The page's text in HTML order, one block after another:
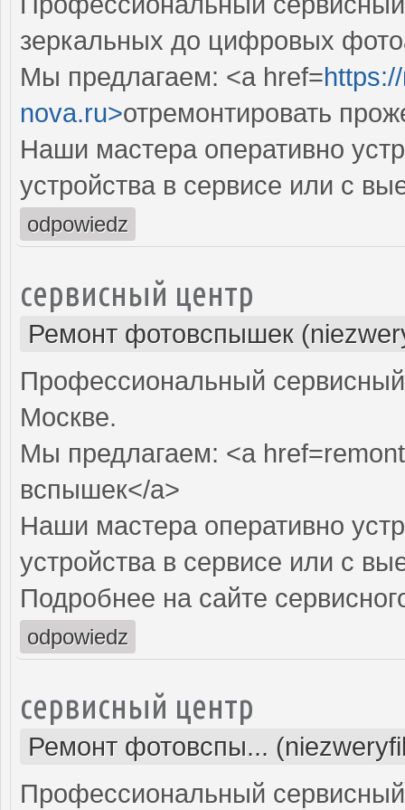
зеркальных до цифровых
Мы предлагаем: <a href=
nova.ru>отремонтировать
Наши мастера оперативно
устройства в сервисе или с
odpowiedz
сервисный центр
Ремонт фотовспышек
Профессиональный
Москве.
Мы предлагаем: <a
вспышек</a>
Наши мастера оперативно
устройства в сервисе или с
Подробнее на сайте
odpowiedz
сервисный центр
Ремонт фотовспы...
Профессиональный